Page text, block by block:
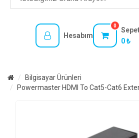
Hesabım
0
0 ₺
Bilgisayar Ürünleri
Powermaster HDMI To Cat5-Cat6